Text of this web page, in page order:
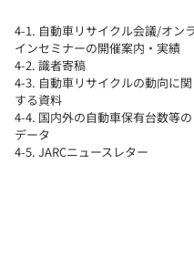
4-1. 自動車リサイクル会議/オン
インセミナーの開催案内・実績
4-2. 識者寄稿
4-3. 自動車リサイクルの動向に関
する資料
4-4. 国内外の自動車保有台数等の
データ
4-5. JARCニュースレター